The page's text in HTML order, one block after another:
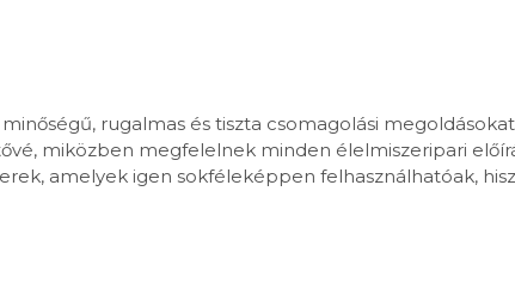
rugalmas és tiszta csomagolási
miközben megfelelnek minden élelmiszeripari
amelyek igen sokféleképpen felhasználhatóak,